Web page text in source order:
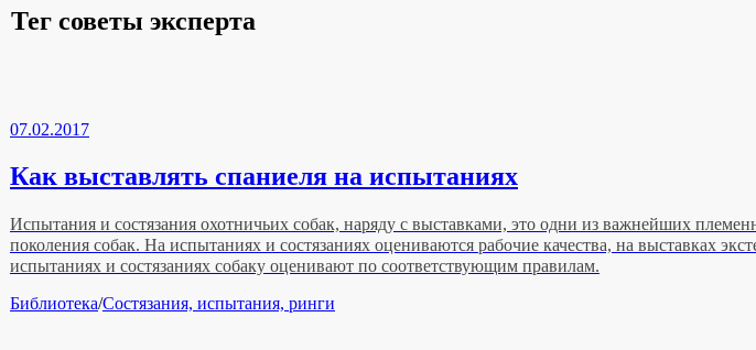
Тег советы эксперта
07.02.2017
Как выставлять спаниеля на испытаниях
Испытания и состязания охотничьих собак, наряду с выставками, это одни из важнейших
поколения собак. На испытаниях и состязаниях оцениваются рабочие качества, на выставках
испытаниях и состязаниях собаку оценивают по соответствующим правилам.
Рубрики
Библиотека/Состязания, испытания, ринги